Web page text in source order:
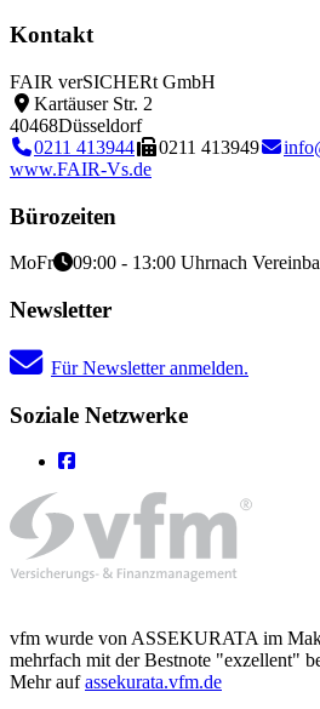
Kontakt
FAIR verSICHERt GmbH
Kartäuser Str. 2
40468Düsseldorf
0211 413944
0211 413949
www.FAIR-Vs.de
Bürozeiten
MoFr 09:00 - 13:00 Uhrnach
Newsletter
Für Newsletter anmelden.
Soziale Netzwerke
vfm wurde von ASSEKURATA im
mehrfach mit der Bestnote "exzellent"
Mehr aufassekurata.vfm.de